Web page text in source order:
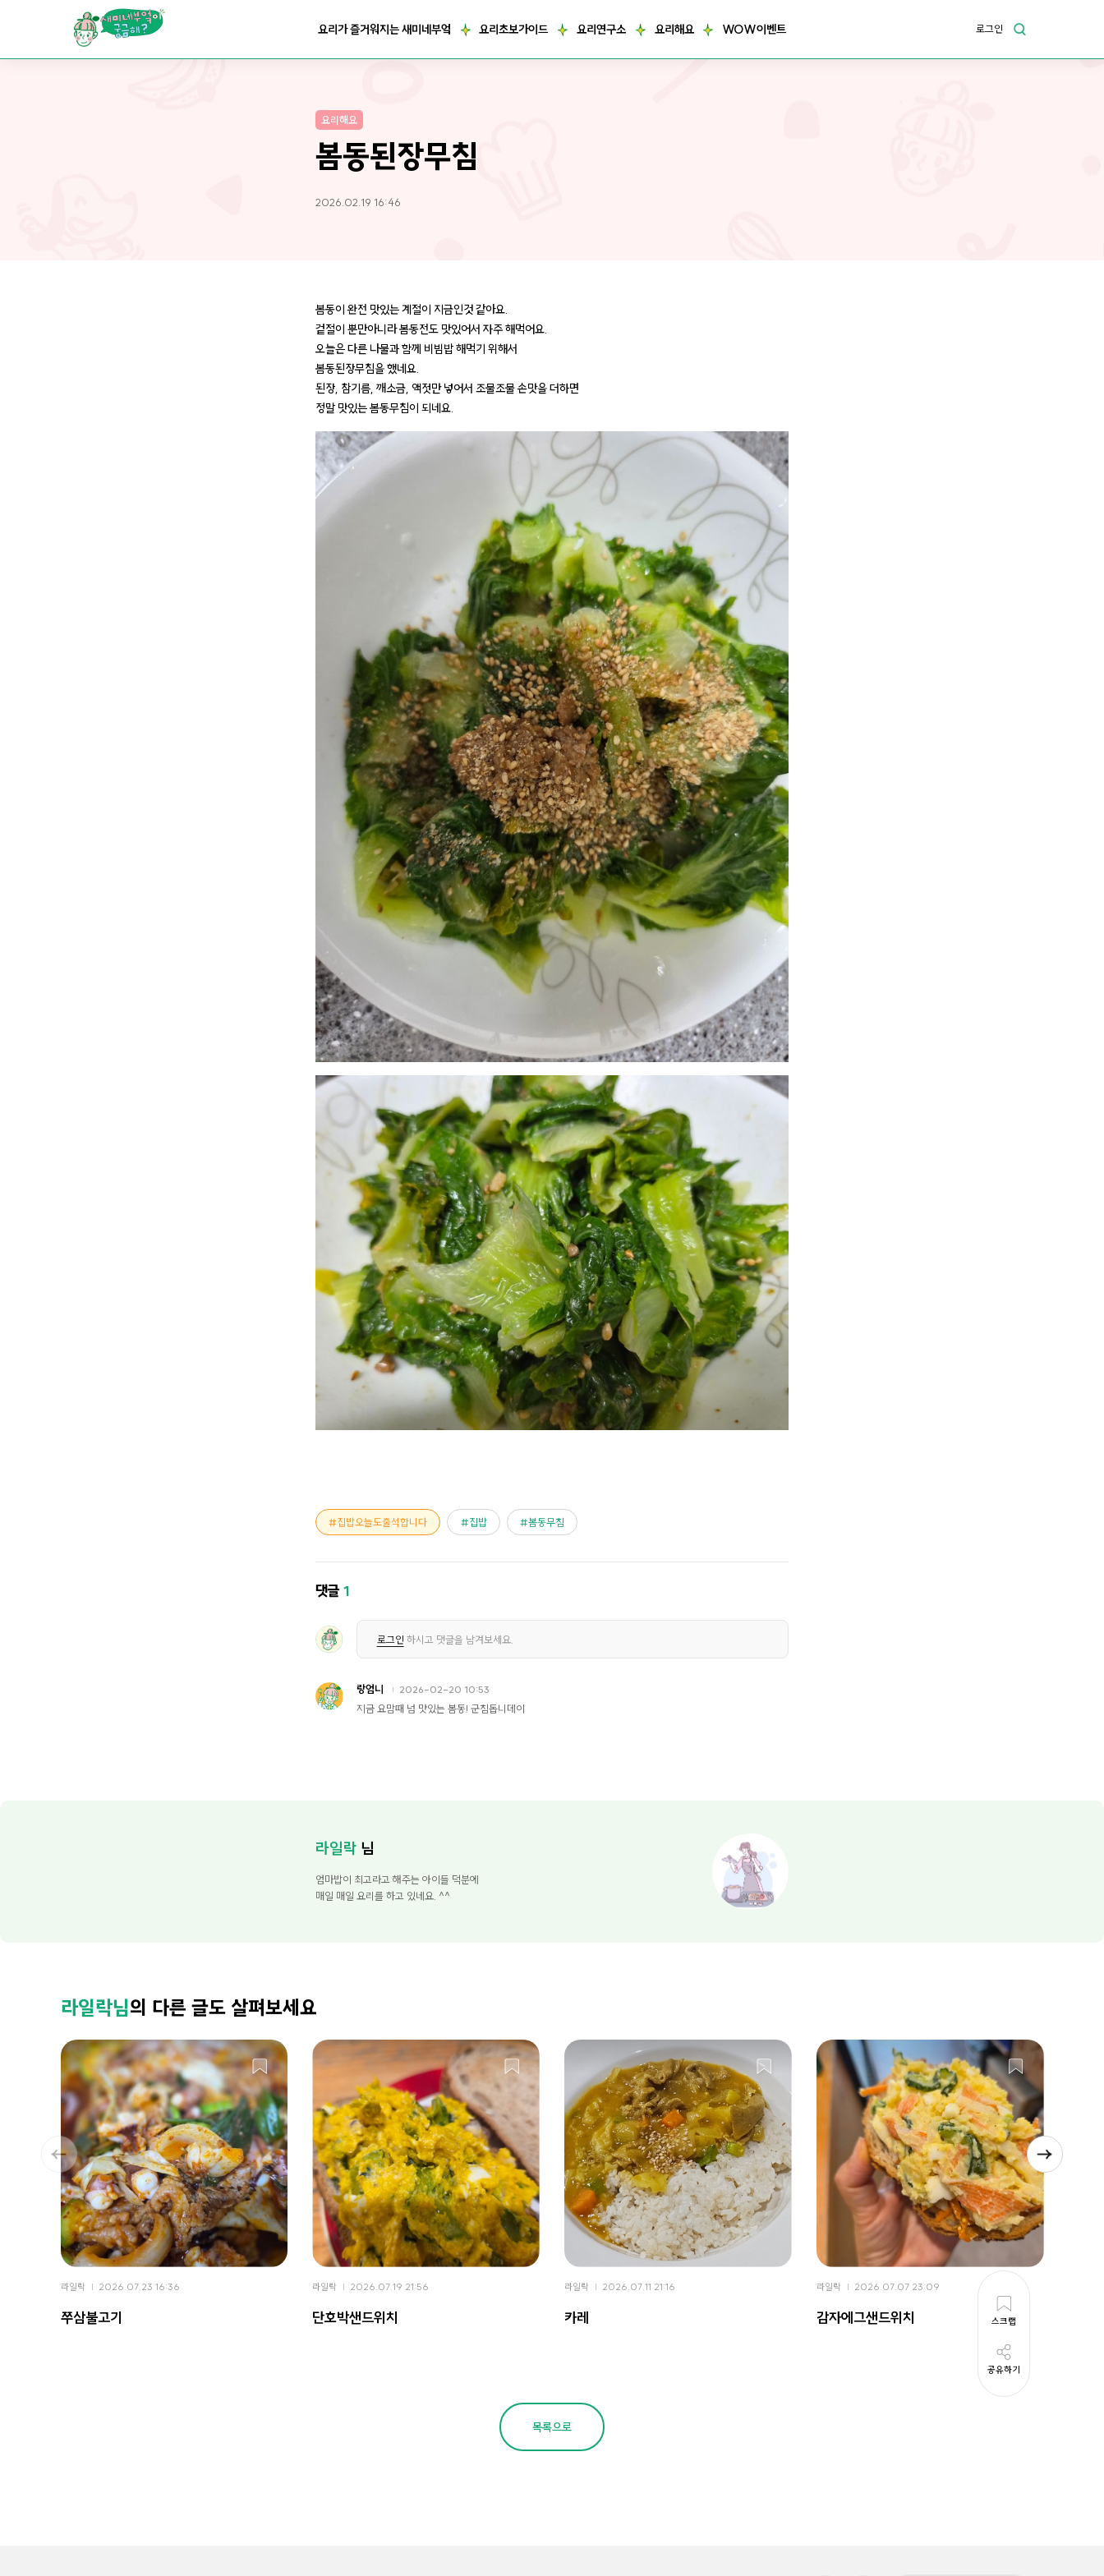
요리가 즐거워지는 새미네부엌 요리초보가이드 요리연구소 요리해요 WOW이벤트 로그인
스크랩
공유하기
요리해요
봄동된장무침
2026.02.19 16:46
봄동이 완전 맛있는 계절이 지금인것 같아요.
겉절이 뿐만아니라 봄동전도 맛있어서 자주 해먹어요.
오늘은 다른 나물과 함께 비빔밥 해먹기 위해서
봄동된장무침을 했네요.
된장, 참기름, 깨소금, 액젓만 넣어서 조물조물 손맛을 더하면
정말 맛있는 봄동무침이 되네요.
집밥오늘도출석합니다 집밥 봄동무침
댓글1
로그인 하시고 댓글을 남겨보세요.
랑엄니 2026-02-20 10:53
지금 요맘때 넘 맛있는 봄동! 군침돕니데이
라일락 님
엄마밥이 최고라고 해주는 아이들 덕분에
매일 매일 요리를 하고 있네요. ^^
라일락님의 다른 글도 살펴보세요
라일락 2026.07.23 16:36
쭈삼불고기
라일락 2026.07.19 21:56
단호박샌드위치
라일락 2026.07.11 21:16
카레
라일락 2026.07.07 23:09
감자에그샌드위치
목록으로